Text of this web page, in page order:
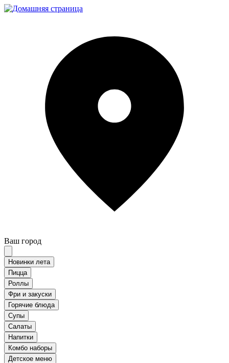
Ваш город
Новинки лета
Пицца
Роллы
Фри и закуски
Горячие блюда
Супы
Салаты
Напитки
Комбо наборы
Детское меню